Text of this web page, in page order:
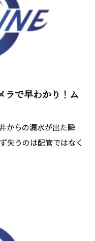
ラで早わかり！ム
からの漏水が出た瞬
失うのは配管ではなく